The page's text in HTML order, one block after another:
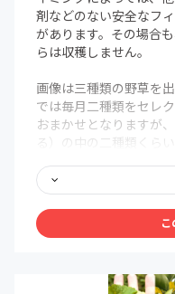
された人工林を、現地
野生動物の住める森に
します。
剤などのない安全なフ
があります。その場合
らは収穫しません。
画像は三種類の野草を
では毎月二種類をセレ
おまかせとなりますが
る）の中の二種類くら
季節によって、採れる
で野草が発送に耐えら
発送を見送り、別の季